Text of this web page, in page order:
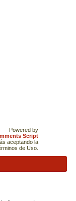
Powered by
Script
aceptando la
de Uso.